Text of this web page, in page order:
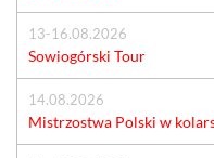
13-16.08.2026
Sowiogórski Tour
14.08.2026
Mistrzostwa Polski w